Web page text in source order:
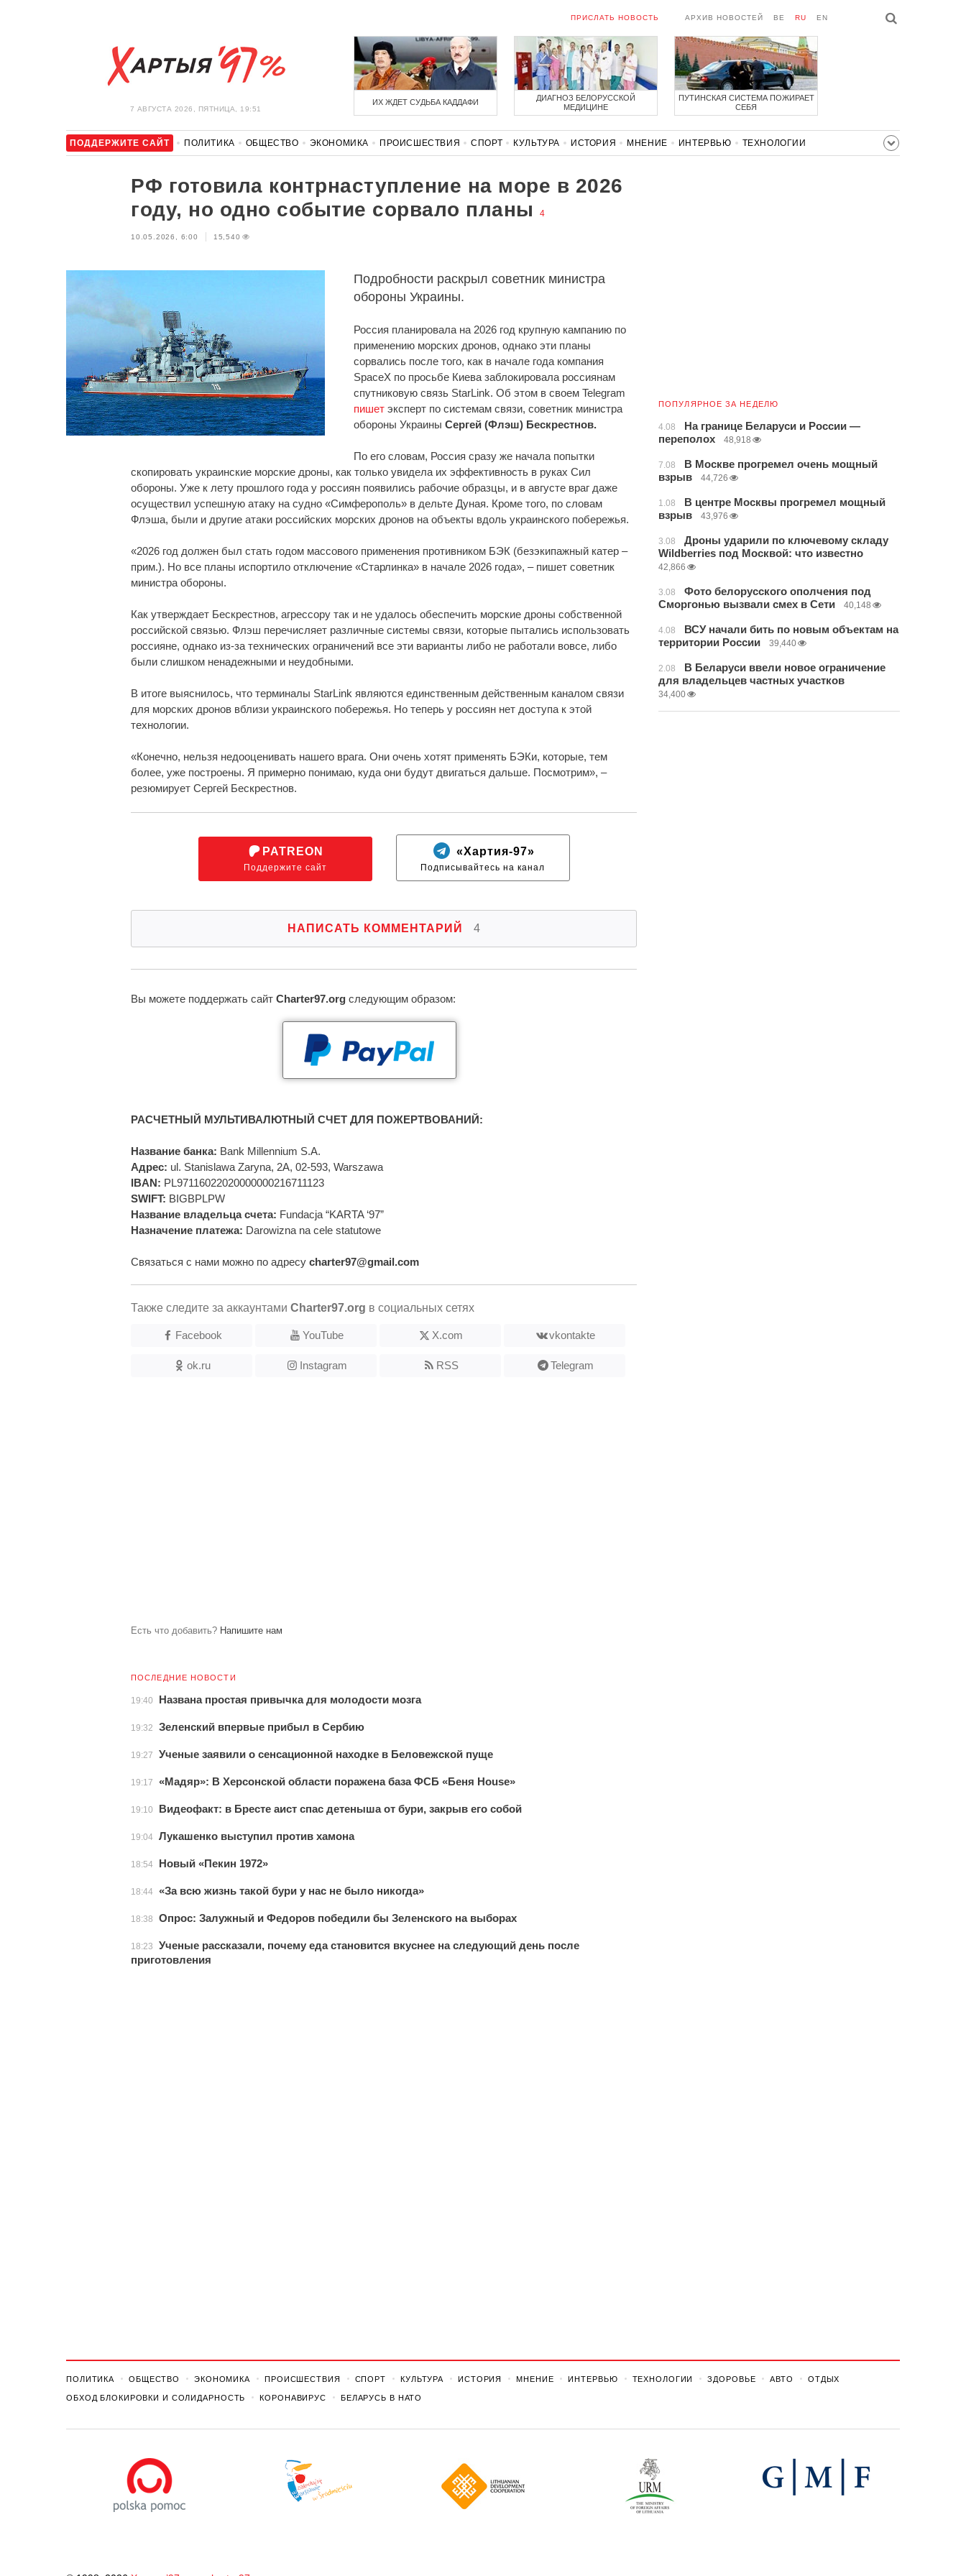
7 АВГУСТА 2026, ПЯТНИЦА, 19:51
ПРИСЛАТЬ НОВОСТЬ АРХИВ НОВОСТЕЙ BE RU EN
ИХ ЖДЕТ СУДЬБА КАДДАФИ
ДИАГНОЗ БЕЛОРУССКОЙ
МЕДИЦИНЕ
ПУТИНСКАЯ СИСТЕМА ПОЖИРАЕТ
СЕБЯ
ПОДДЕРЖИТЕ САЙТ ПОЛИТИКА ОБЩЕСТВО ЭКОНОМИКА ПРОИСШЕСТВИЯ СПОРТ КУЛЬТУРА ИСТОРИЯ МНЕНИЕ ИНТЕРВЬЮ
ТЕХНОЛОГИИ
РФ готовила контрнаступление на море в 2026
году, но одно событие сорвало планы
4
10.05.2026, 6:00 15,540
Подробности раскрыл советник министра
обороны Украины.
Россия планировала на 2026 год крупную кампанию по
применению морских дронов, однако эти планы
сорвались после того, как в начале года компания
SpaceX по просьбе Киева заблокировала россиянам
спутниковую связь StarLink. Об этом в своем Telegram
пишет эксперт по системам связи, советник министра
обороны Украины Сергей (Флэш) Бескрестнов.
По его словам, Россия сразу же начала попытки
скопировать украинские морские дроны, как только увидела их эффективность в руках Сил
обороны. Уже к лету прошлого года у россиян появились рабочие образцы, и в августе враг даже
осуществил успешную атаку на судно «Симферополь» в дельте Дуная. Кроме того, по словам
Флэша, были и другие атаки российских морских дронов на объекты вдоль украинского побережья.
«2026 год должен был стать годом массового применения противником БЭК (безэкипажный катер –
прим.). Но все планы испортило отключение «Старлинка» в начале 2026 года», – пишет советник
министра обороны.
Как утверждает Бескрестнов, агрессору так и не удалось обеспечить морские дроны собственной
российской связью. Флэш перечисляет различные системы связи, которые пытались использовать
россияне, однако из-за технических ограничений все эти варианты либо не работали вовсе, либо
были слишком ненадежными и неудобными.
В итоге выяснилось, что терминалы StarLink являются единственным действенным каналом связи
для морских дронов вблизи украинского побережья. Но теперь у россиян нет доступа к этой
технологии.
«Конечно, нельзя недооценивать нашего врага. Они очень хотят применять БЭКи, которые, тем
более, уже построены. Я примерно понимаю, куда они будут двигаться дальше. Посмотрим», –
резюмирует Сергей Бескрестнов.
PATREON
Поддержите сайт
«Хартия-97»
Подписывайтесь на канал
НАПИСАТЬ КОММЕНТАРИЙ 4
Вы можете поддержать сайт Charter97.org следующим образом:
РАСЧЕТНЫЙ МУЛЬТИВАЛЮТНЫЙ СЧЕТ ДЛЯ ПОЖЕРТВОВАНИЙ:
Название банка: Bank Millennium S.A.
Адрес: ul. Stanislawa Zaryna, 2A, 02-593, Warszawa
IBAN: PL97116022020000000216711123
SWIFT: BIGBPLPW
Название владельца счета: Fundacja “KARTA ‘97”
Назначение платежа: Darowizna na cele statutowe
Связаться с нами можно по адресу charter97@gmail.com
Также следите за аккаунтами Charter97.org в социальных сетях
Facebook YouTube X.com vkontakte
ok.ru Instagram RSS Telegram
Есть что добавить? Напишите нам
ПОСЛЕДНИЕ НОВОСТИ
19:40 Названа простая привычка для молодости мозга
19:32 Зеленский впервые прибыл в Сербию
19:27 Ученые заявили о сенсационной находке в Беловежской пуще
19:17 «Мадяр»: В Херсонской области поражена база ФСБ «Беня House»
19:10 Видеофакт: в Бресте аист спас детеныша от бури, закрыв его собой
19:04 Лукашенко выступил против хамона
18:54 Новый «Пекин 1972»
18:44 «За всю жизнь такой бури у нас не было никогда»
18:38 Опрос: Залужный и Федоров победили бы Зеленского на выборах
18:23
Ученые рассказали, почему еда становится вкуснее на следующий день после
приготовления
ПОПУЛЯРНОЕ ЗА НЕДЕЛЮ
4.08
На границе Беларуси и России —
переполох
48,918
7.08
В Москве прогремел очень мощный
взрыв
44,726
1.08
В центре Москвы прогремел мощный
взрыв
43,976
3.08
Дроны ударили по ключевому складу
Wildberries под Москвой: что известно
42,866
3.08
Фото белорусского ополчения под
Сморгонью вызвали смех в Сети
40,148
4.08
ВСУ начали бить по новым объектам на
территории России
39,440
2.08
В Беларуси ввели новое ограничение
для владельцев частных участков
34,400
ПОЛИТИКА ОБЩЕСТВО ЭКОНОМИКА ПРОИСШЕСТВИЯ СПОРТ КУЛЬТУРА ИСТОРИЯ МНЕНИЕ ИНТЕРВЬЮ ТЕХНОЛОГИИ ЗДОРОВЬЕ АВТО ОТДЫХ
ОБХОД БЛОКИРОВКИ И СОЛИДАРНОСТЬ КОРОНАВИРУС БЕЛАРУСЬ В НАТО